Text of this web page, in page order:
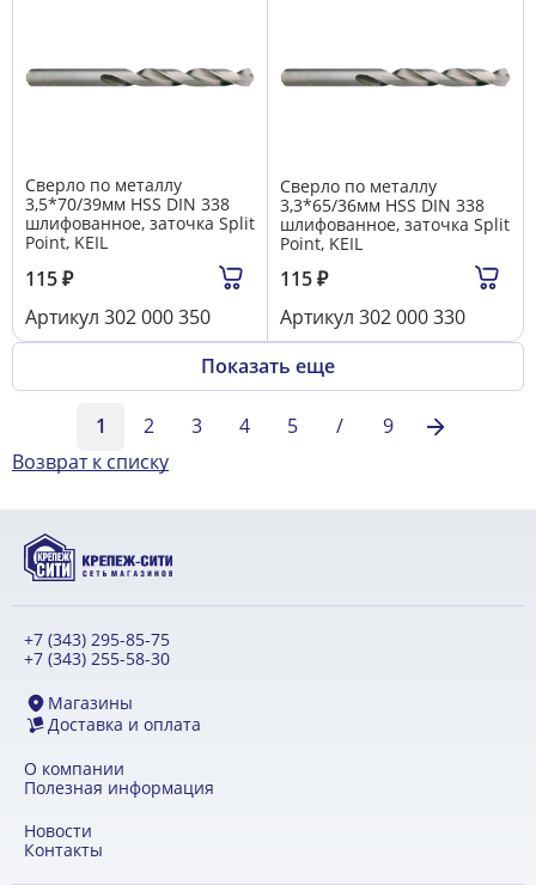
Сверло по металлу
3,5*70/39мм HSS DIN 338
шлифованное, заточка Split
Point, KEIL
115₽
Артикул 302 000 350
Сверло по металлу
3,3*65/36мм HSS DIN 338
шлифованное, заточка Split
Point, KEIL
115₽
Артикул 302 000 330
Показать еще
1 2 3 4 5 /
9
Возврат к списку
+7 (343) 295-85-75
+7 (343) 255-58-30
Магазины
Доставка и оплата
О компании
Полезная информация
Новости
Контакты